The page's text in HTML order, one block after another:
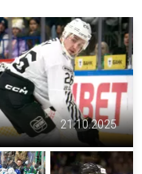
21.10.2025